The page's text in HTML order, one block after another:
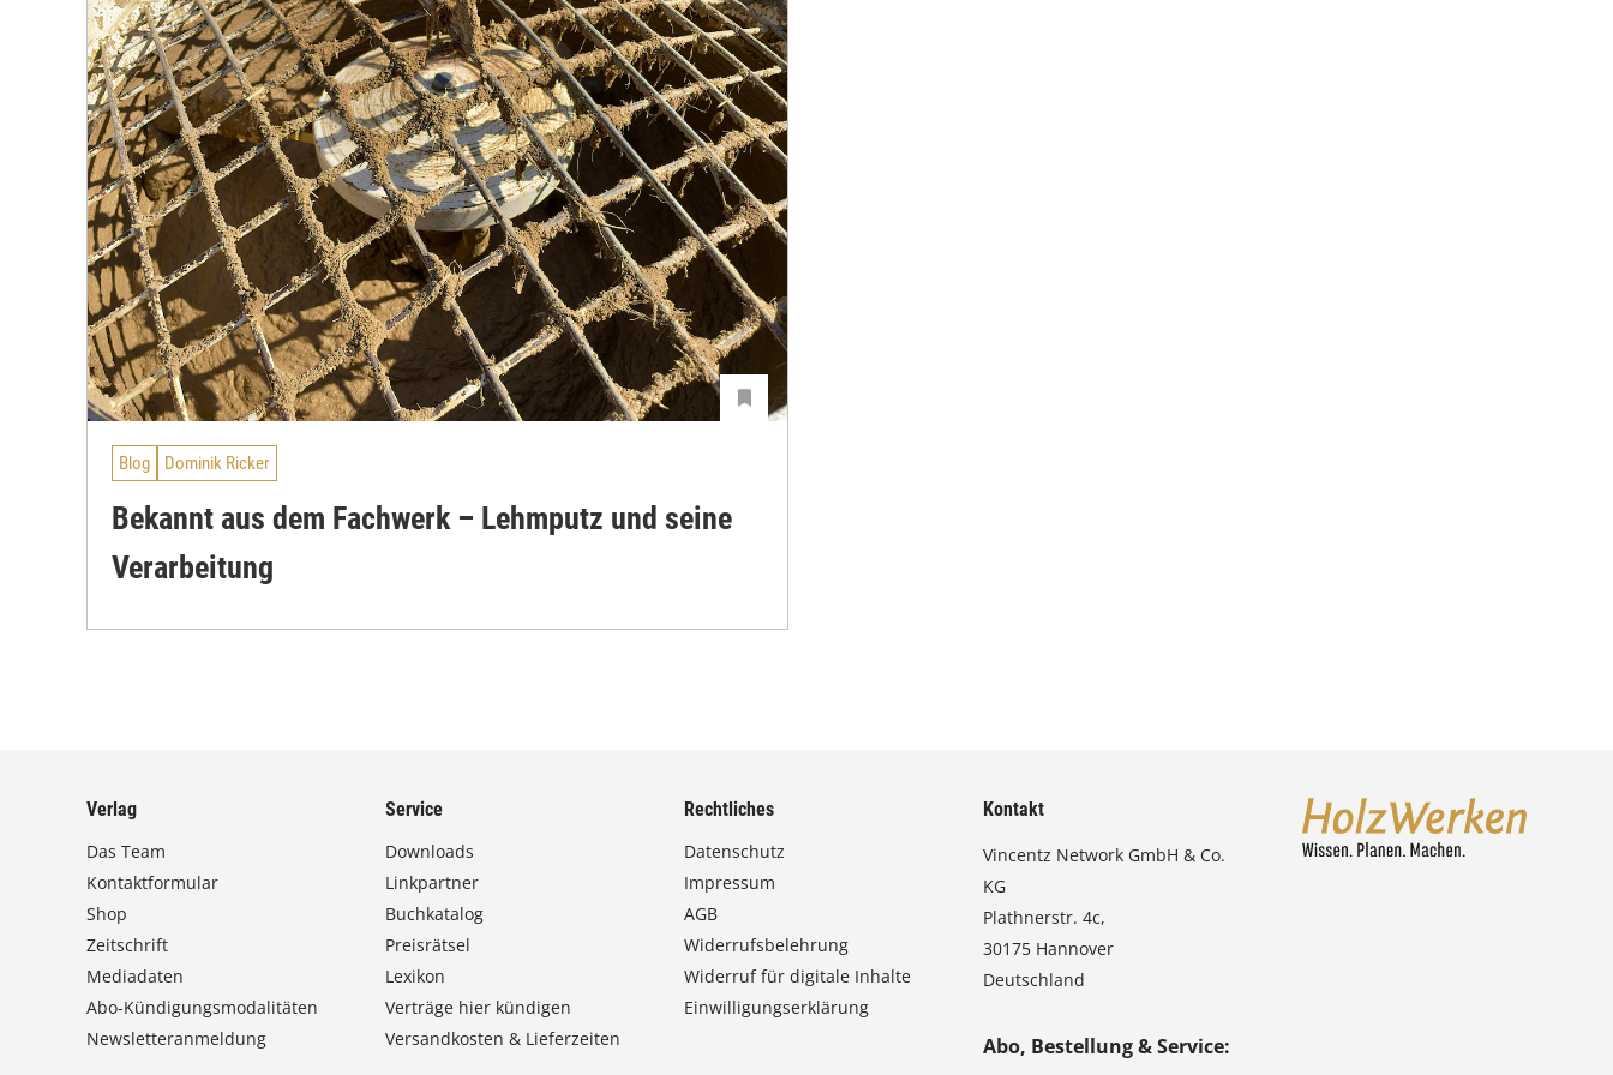
Blog Dominik Ricker
Bekannt aus dem Fachwerk – Lehmputz und seine
Verarbeitung
Verlag
Das Team
Kontaktformular
Shop
Zeitschrift
Mediadaten
Abo-Kündigungsmodalitäten
Newsletteranmeldung
Service
Downloads
Linkpartner
Buchkatalog
Preisrätsel
Lexikon
Verträge hier kündigen
Versandkosten & Lieferzeiten
Rechtliches
Datenschutz
Impressum
AGB
Widerrufsbelehrung
Widerruf für digitale Inhalte
Einwilligungserklärung
Kontakt
Vincentz Network GmbH & Co.
KG
Plathnerstr. 4c,
30175 Hannover
Deutschland
Abo, Bestellung & Service: